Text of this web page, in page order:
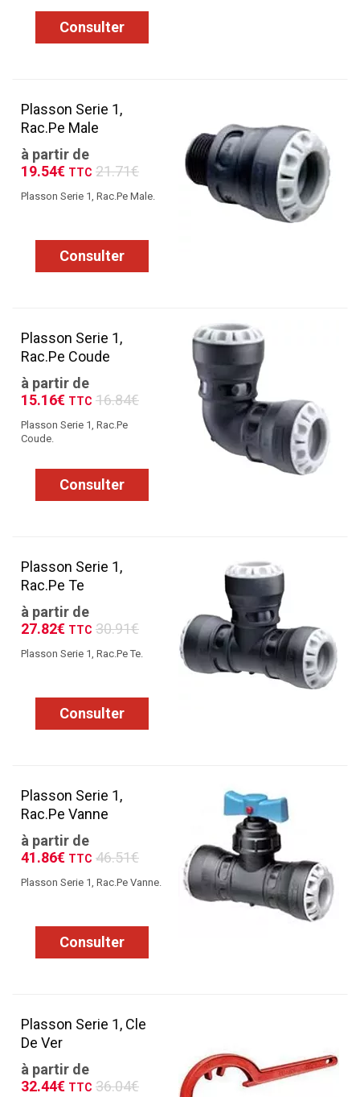
Consulter
Plasson Serie 1,
Rac.Pe Male
à partir de
19.54€ TTC 21.71€
Plasson Serie 1, Rac.Pe Male.
Consulter
Plasson Serie 1,
Rac.Pe Coude
à partir de
15.16€ TTC 16.84€
Plasson Serie 1, Rac.Pe
Coude.
Consulter
Plasson Serie 1,
Rac.Pe Te
à partir de
27.82€ TTC 30.91€
Plasson Serie 1, Rac.Pe Te.
Consulter
Plasson Serie 1,
Rac.Pe Vanne
à partir de
41.86€ TTC 46.51€
Plasson Serie 1, Rac.Pe Vanne.
Consulter
Plasson Serie 1, Cle
De Ver
à partir de
32.44€ TTC 36.04€